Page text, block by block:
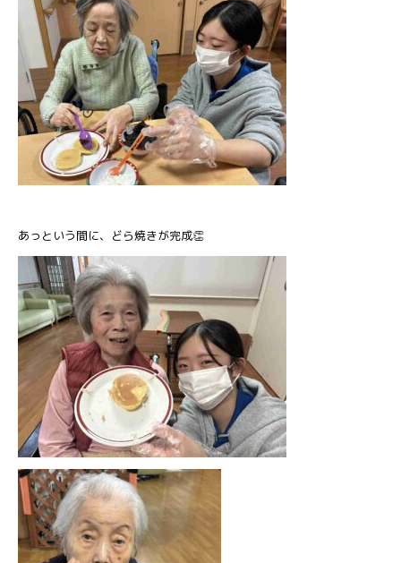
あっという間に、どら焼きが完成👏